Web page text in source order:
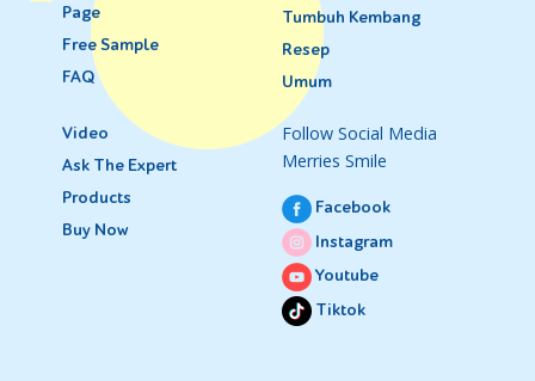
Page
Free Sample
FAQ
Tumbuh Kembang
Resep
Umum
Video
Ask The Expert
Products
Buy Now
Follow Social Media
Merries Smile
Facebook
Instagram
Youtube
Tiktok